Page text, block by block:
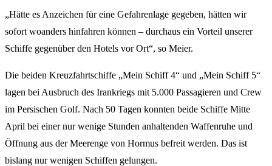
„Hätte es Anzeichen für eine Gefahrenlage gegeben, hätten wir
sofort woanders hinfahren können – durchaus ein Vorteil unserer
Schiffe gegenüber den Hotels vor Ort“, so Meier.
Die beiden Kreuzfahrtschiffe „Mein Schiff 4“ und „Mein Schiff 5“
lagen bei Ausbruch des Irankriegs mit 5.000 Passagieren und Crew
im Persischen Golf. Nach 50 Tagen konnten beide Schiffe Mitte
April bei einer nur wenige Stunden anhaltenden Waffenruhe und
Öffnung aus der Meerenge von Hormus befreit werden. Das ist
bislang nur wenigen Schiffen gelungen.